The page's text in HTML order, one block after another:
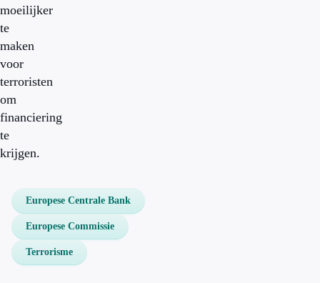
moeilijker
te
maken
voor
terroristen
om
financiering
te
krijgen.
Europese Centrale Bank
Europese Commissie
Terrorisme